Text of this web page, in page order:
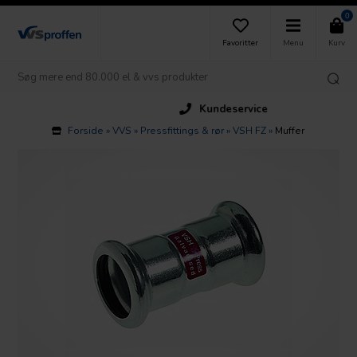
Favoritter Menu
0
Kurv
Kundeservice
Forside »VVS » Pressfittings & rør »VSH FZ » Muffer